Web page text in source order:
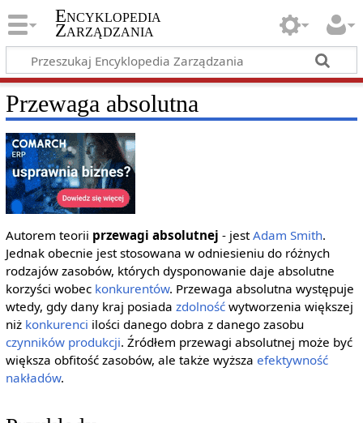
Encyklopedia
Zarządzania
Przewaga absolutna
Autorem teorii przewagi absolutnej - jestAdam Smith.
Jednak obecnie jest stosowana w odniesieniu do różnych
rodzajów zasobów, których dysponowanie daje absolutne
korzyści wobec konkurentów. Przewaga absolutna występuje
wtedy, gdy dany kraj posiada zdolnośćwytworzenia większej
niż konkurenci ilości danego dobra z danego zasobu
czynników produkcji. Źródłem przewagi absolutnej może być
większa obfitość zasobów, ale także wyższa efektywność
nakładów.